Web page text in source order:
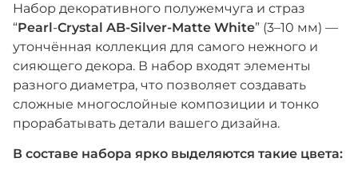
Набор декоративного полужемчуга и страз
“Pearl-Crystal AB-Silver-Matte White” (3–10 мм) —
утончённая коллекция для самого нежного и
сияющего декора. В набор входят элементы
разного диаметра, что позволяет создавать
сложные многослойные композиции и тонко
прорабатывать детали вашего дизайна.
В составе набора ярко выделяются такие цвета: